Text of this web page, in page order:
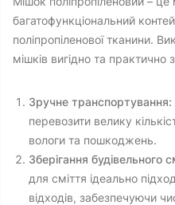
багатофункціональний
поліпропіленової тканини.
мішків вигідно та практично
Зручне транспортування:
перевозити велику
вологи та пошкоджень.
Зберігання будівельного
для сміття ідеально
відходів, забезпечуючи